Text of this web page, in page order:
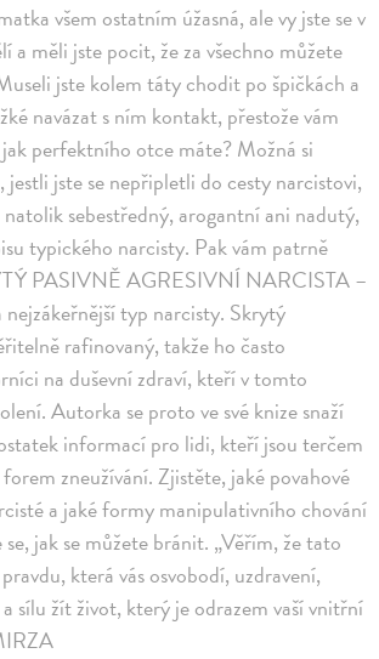
všem ostatním úžasná, ale vy jste se v
a měli jste pocit, že za všechno můžete
jste kolem táty chodit po špičkách a
navázat s ním kontakt, přestože vám
perfektního otce máte? Možná si
jestli jste se nepřipletli do cesty narcistovi,
sebestředný, arogantní ani nadutý,
typického narcisty. Pak vám patrně
PASIVNĚ AGRESIVNÍ NARCISTA –
typ narcisty. Skrytý
rafinovaný, takže ho často
na duševní zdraví, kteří v tomto
Autorka se proto ve své knize snaží
informací pro lidi, kteří jsou terčem
zneužívání. Zjistěte, jaké povahové
a jaké formy manipulativního chování
jak se můžete bránit. „Věřím, že tato
která vás osvobodí, uzdravení,
sílu žít život, který je odrazem vaší vnitřní